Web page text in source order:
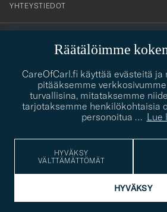
Räätälöimme
CareOfCarl.fi käyttää evästeitä
pitääksemme
turvallisina, mitataksemme
tarjotaksemme henkilökohtaisia
personoitua … Lue
HYVÄKSY
VÄLTTÄMÄTTÖMÄT
HYVÄKSY
YHTEYSTIEDOT
contact@careofcarl.com
PUKEUTUMISNEUVONTA
Kaipaatko apua oman tyylisi
mielellämme!
PUKEUTUMISNEUVONTA
© Care of Carl 2026